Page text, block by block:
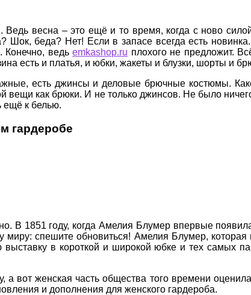
Ведь весна – это ещё и то время, когда с ново
Шок, беда? Нет! Если в запасе всегда есть
Конечно, ведьemkashop.ru плохого не предложит.
есть и платья, и юбки, жакеты и блузки, шорты и
есть джинсы и деловые брючные костюмы.
вещи как брюки. И не только джинсов. Не было
ещё к белью.
гардеробе
В 1851 году, когда Амелия Блумер впервые
миру: спешите обновиться! Амелия Блумер,
в короткой и широкой юбке и тех самых
вот женская часть общества того времени
и дополнения для женского гардероба.